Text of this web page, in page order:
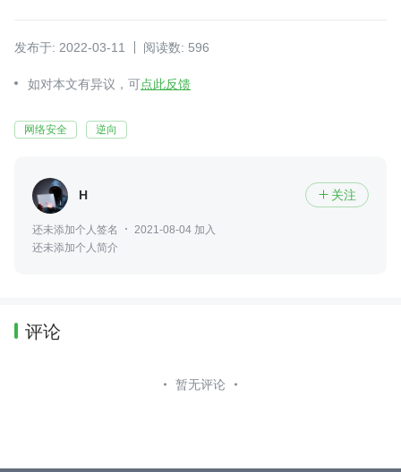
发布于: 2022-03-11 阅读数: 596
如对本文有异议，可点此反馈
网络安全 逆向
H  关注
还未添加个人签名
2021-08-04 加入
还未添加个人简介
评论
暂无评论